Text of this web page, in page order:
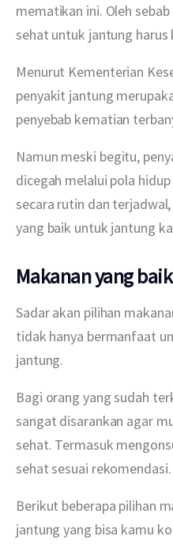
Layanan
mematikan ini. Oleh
sehat untuk jantung
Menurut Kementerian
penyakit jantung
penyebab kematian
Namun meski begitu,
dicegah melalui pola
secara rutin dan
yang baik untuk jantung
Makanan yang
Sadar akan pilihan
tidak hanya bermanfaat
jantung.
Bagi orang yang sudah
sangat disarankan agar
sehat. Termasuk
sehat sesuai rekomendasi.
Berikut beberapa pilihan
jantung yang bisa kamu